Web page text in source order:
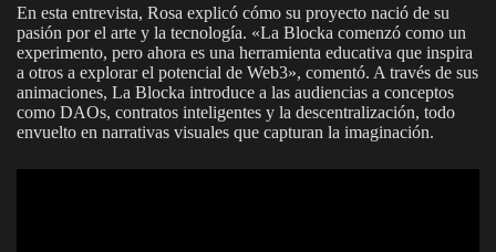
En esta entrevista, Rosa explicó cómo su proyecto nació de su
pasión por el arte y la tecnología. «La Blocka comenzó como un
experimento, pero ahora es una herramienta educativa que inspira
a otros a explorar el potencial de Web3», comentó. A través de sus
animaciones, La Blocka introduce a las audiencias a conceptos
como DAOs, contratos inteligentes y la descentralización, todo
envuelto en narrativas visuales que capturan la imaginación.